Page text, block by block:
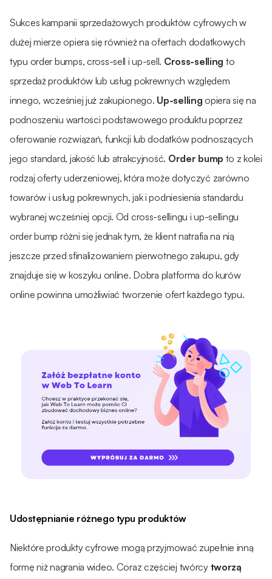
Sukces kampanii sprzedażowych produktów cyfrowych w
dużej mierze opiera się również na ofertach dodatkowych
typu order bumps, cross-sell i up-sell. Cross-selling to
sprzedaż produktów lub usług pokrewnych względem
innego, wcześniej już zakupionego. Up-selling opiera się na
podnoszeniu wartości podstawowego produktu poprzez
oferowanie rozwiązań, funkcji lub dodatków podnoszących
jego standard, jakość lub atrakcyjność. Order bump to z kolei
rodzaj oferty uderzeniowej, która może dotyczyć zarówno
towarów i usług pokrewnych, jak i podniesienia standardu
wybranej wcześniej opcji. Od cross-sellingu i up-sellingu
order bump różni się jednak tym, że klient natrafia na nią
jeszcze przed sfinalizowaniem pierwotnego zakupu, gdy
znajduje się w koszyku online. Dobra platforma do kurów
online powinna umożliwiać tworzenie ofert każdego typu.
Udostępnianie różnego typu produktów
Niektóre produkty cyfrowe mogą przyjmować zupełnie inną
formę niż nagrania wideo. Coraz częściej twórcy tworzą